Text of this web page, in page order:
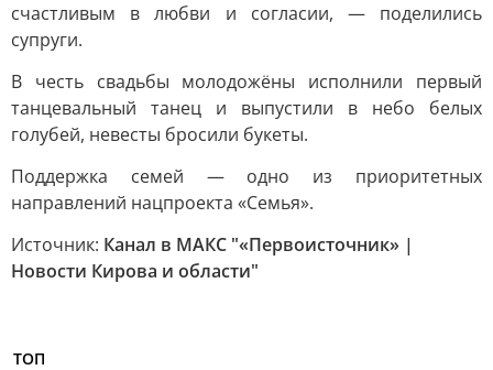
счастливым в любви и согласии, — поделились
супруги.
В честь свадьбы молодожёны исполнили первый
танцевальный танец и выпустили в небо белых
голубей, невесты бросили букеты.
Поддержка семей — одно из приоритетных
направлений нацпроекта «Семья».
Источник: Канал в МАКС "«Первоисточник» |
Новости Кирова и области"
ТОП